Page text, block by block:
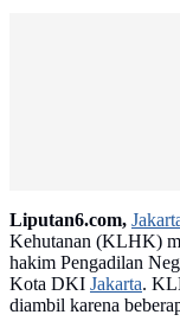
Liputan6.com,
Kehutanan (KLHK)
hakim Pengadilan
Kota DKI Jakarta.
diambil karena